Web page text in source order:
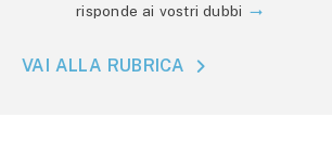
risponde ai vostri dubbi
VAI ALLA RUBRICA